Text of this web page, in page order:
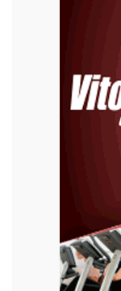
Emprego
Esporte
Moda
Mundo